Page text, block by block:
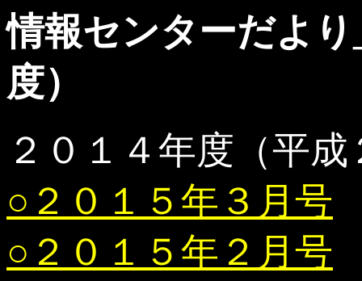
情報センターだより
度）
２０１４年度（平
○２０１５年３月号
○２０１５年２月号